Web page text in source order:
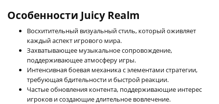
Особенности Juicy Realm
Восхитительный визуальный стиль, который оживляет
каждый аспект игрового мира.
Захватывающее музыкальное сопровождение,
поддерживающее атмосферу игры.
Интенсивная боевая механика с элементами стратегии,
требующая бдительности и быстрой реакции.
Частые обновления контента, поддерживающие интерес
игроков и создающие длительное вовлечение.